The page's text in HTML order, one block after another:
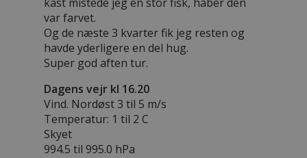
var farvet.
Og de næste 3 kvarter fik jeg resten og
havde yderligere en del hug.
Super god aften tur.
Dagens vejr kl 16.20
Vind. Nordøst 3 til 5 m/s
Temperatur: 1 til 2 C
Skyet
994.5 til 995.0 hPa